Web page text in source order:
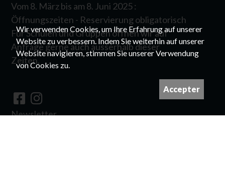
Vom 8. März bis am 8. Juni 2025 :
Öffnungszeiten - Reservierung obligatorisch
Für Schulen und Gruppen öffnen wir auf
Anfrage gerne auch ausserhalb dieser
Zeiten.
Newsletter
Wir verwenden Cookies, um Ihre Erfahrung auf unserer
Website zu verbessern. Indem Sie weiterhin auf unserer
Website navigieren, stimmen Sie unserer Verwendung
von Cookies zu.
Accepter